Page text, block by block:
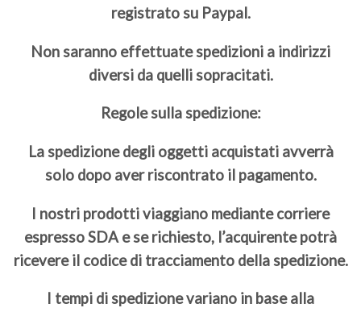
registrato su Paypal.
Non saranno effettuate spedizioni a indirizzi
diversi da quelli sopracitati.
Regole sulla spedizione:
La spedizione degli oggetti acquistati avverrà
solo dopo aver riscontrato il pagamento.
I nostri prodotti viaggiano mediante corriere
espresso SDA e se richiesto, l’acquirente potrà
ricevere il codice di tracciamento della spedizione.
I tempi di spedizione variano in base alla